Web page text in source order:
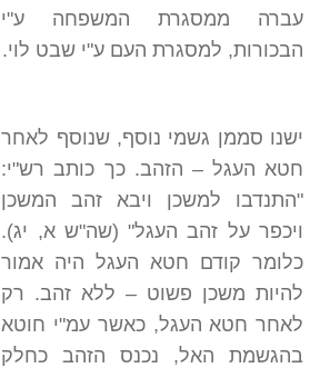
עברה ממסגרת המשפחה ע"י
הבכורות, למסגרת העם ע"י שבט לוי.
ישנו סממן גשמי נוסף, שנוסף לאחר
חטא העגל – הזהב. כך כותב רש"י:
"התנדבו למשכן ויבא זהב המשכן
ויכפר על זהב העגל" (שה"ש א, יג).
כלומר קודם חטא העגל היה אמור
להיות משכן פשוט – ללא זהב. רק
לאחר חטא העגל, כאשר עמ"י חוטא
בהגשמת האל, נכנס הזהב כחלק